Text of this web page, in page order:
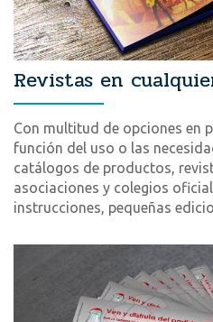
Revistas en
Con multitud de opciones en
función del uso o las
catálogos de productos,
asociaciones y colegios
instrucciones, pequeñas